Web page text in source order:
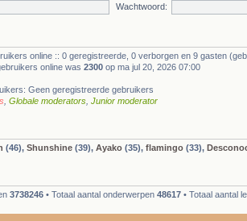
Wachtwoord:
online :: 0 geregistreerde, 0 verborgen en 9 gasten
online was 2300 op ma jul 20, 2026 07:00
Geen geregistreerde gebruikers
Globale moderators Junior moderator
(46), Shunshine (39), Ayako (35), flamingo (33),
3738246 • Totaal aantal onderwerpen 48617 • Totaal aantal